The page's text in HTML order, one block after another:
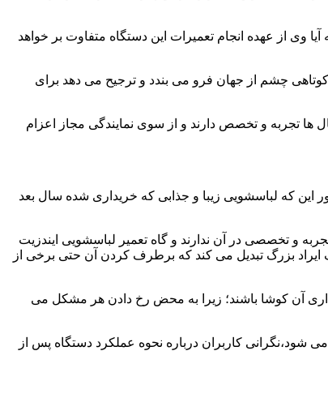
وی از عهده انجام تعمیرات این دستگاه متفاوت بر خواهد
چشم از جهان فرو می بندد و ترجیح می دهد برای
ها تجربه و تخصص دارند و از سوی نمایندگی مجاز اعزام
این که لباسشویی زیبا و جذابی که خریداری شده سال بعد
و تخصصی در آن ندارند و گاه تعمیر لباسشویی ایندزیت
ایراد بزرگ تبدیل می کند که برطرف کردن آن حتی برخی از
آن کوشا باشند؛ زیرا به محض رخ دادن هر مشکل می
شود،نگرانی کاربران درباره نحوه عملکرد دستگاه پس از